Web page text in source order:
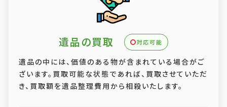
遺品の買取 対応可能
遺品の中には、価値のある物が含まれている場合がご
ざいます。買取可能な状態であれば、買取させていただ
き、買取額を遺品整理費用から相殺いたします。